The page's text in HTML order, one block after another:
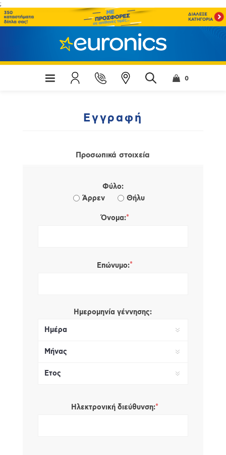
;
0
Εγγραφή
Προσωπικά στοιχεία
Φύλο:
Άρρεν
Θήλυ
Όνομα:*
Επώνυμο:*
Ημερομηνία γέννησης:
Ηλεκτρονική διεύθυνση:*